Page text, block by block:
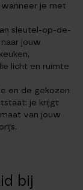
je met
sleutel-op-de-
jouw
licht en ruimte
en de gekozen
je krijgt
van jouw
bij